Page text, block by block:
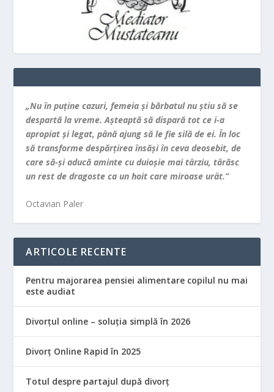
„Nu în puţine cazuri, femeia şi bărbatul nu ştiu să se
despartă la vreme. Aşteaptă să dispară tot ce i-a
apropiat şi legat, până ajung să le fie silă de ei. În loc
să transforme despărţirea însăşi în ceva deosebit, de
care să-şi aducă aminte cu duioşie mai târziu, târăsc
un rest de dragoste ca un hoit care miroase urât.”
Octavian Paler
ARTICOLE RECENTE
Pentru majorarea pensiei alimentare copilul nu mai
este audiat
Divorțul online – soluția simplă în 2026
Divorț Online Rapid în 2025
Totul despre partajul după divorț